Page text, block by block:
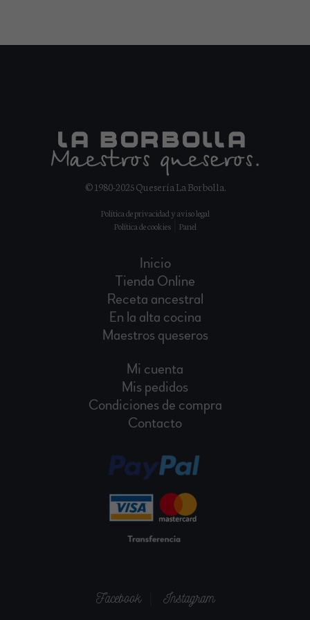
© 1980-2025 Quesería La Borbolla.
Política de privacidad yaviso legal
Política de cookies|Panel
Inicio
Tienda Online
Receta ancestral
En la alta cocina
Maestros queseros
Mi cuenta
Mis pedidos
Condiciones de compra
Contacto
Facebook| Instagram